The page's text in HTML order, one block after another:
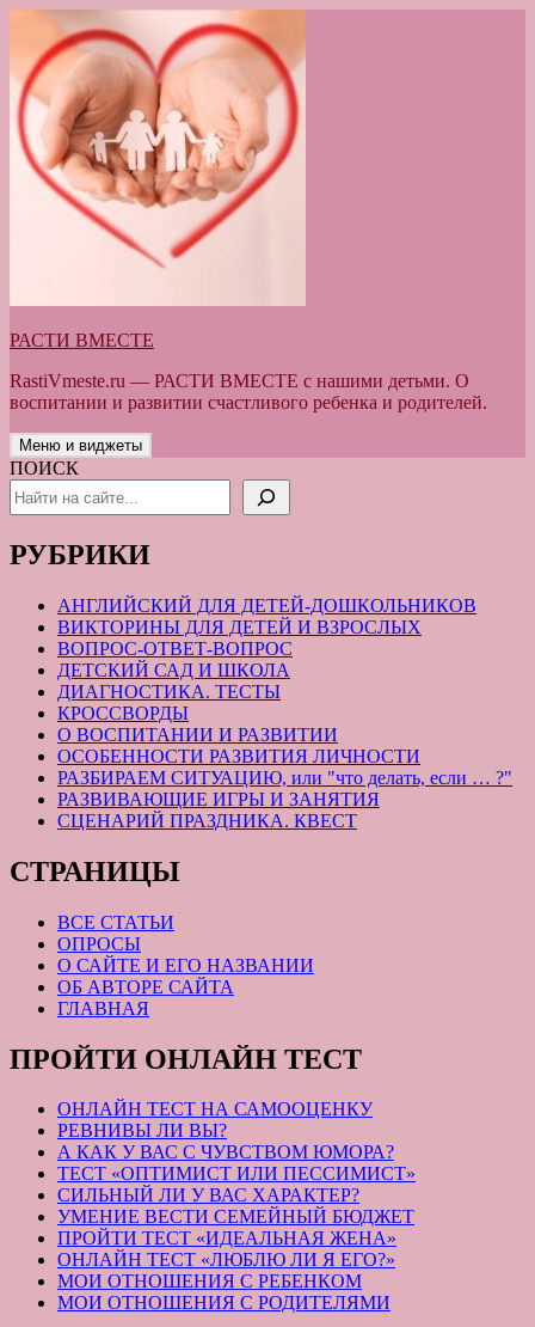
Перейти
содержимому
РАСТИ ВМЕСТЕ
RastiVmeste.ru — РАСТИ ВМЕСТЕ с нашими детьми. О
воспитании и развитии счастливого ребенка и родителей.
Меню и виджеты
ПОИСК
РУБРИКИ
АНГЛИЙСКИЙ ДЛЯ ДЕТЕЙ-ДОШКОЛЬНИКОВ
ВИКТОРИНЫ ДЛЯ ДЕТЕЙ И ВЗРОСЛЫХ
ВОПРОС-ОТВЕТ-ВОПРОС
ДЕТСКИЙ САД И ШКОЛА
ДИАГНОСТИКА. ТЕСТЫ
КРОССВОРДЫ
О ВОСПИТАНИИ И РАЗВИТИИ
ОСОБЕННОСТИ РАЗВИТИЯ ЛИЧНОСТИ
РАЗБИРАЕМ СИТУАЦИЮ, или "что делать, если … ?"
РАЗВИВАЮЩИЕ ИГРЫ И ЗАНЯТИЯ
СЦЕНАРИЙ ПРАЗДНИКА. КВЕСТ
СТРАНИЦЫ
ВСЕ СТАТЬИ
ОПРОСЫ
О САЙТЕ И ЕГО НАЗВАНИИ
ОБ АВТОРЕ САЙТА
ГЛАВНАЯ
ПРОЙТИ ОНЛАЙН ТЕСТ
ОНЛАЙН ТЕСТ НА САМООЦЕНКУ
РЕВНИВЫ ЛИ ВЫ?
А КАК У ВАС С ЧУВСТВОМ ЮМОРА?
ТЕСТ «ОПТИМИСТ ИЛИ ПЕССИМИСТ»
СИЛЬНЫЙ ЛИ У ВАС ХАРАКТЕР?
УМЕНИЕ ВЕСТИ СЕМЕЙНЫЙ БЮДЖЕТ
ПРОЙТИ ТЕСТ «ИДЕАЛЬНАЯ ЖЕНА»
ОНЛАЙН ТЕСТ «ЛЮБЛЮ ЛИ Я ЕГО?»
МОИ ОТНОШЕНИЯ С РЕБЕНКОМ
МОИ ОТНОШЕНИЯ С РОДИТЕЛЯМИ